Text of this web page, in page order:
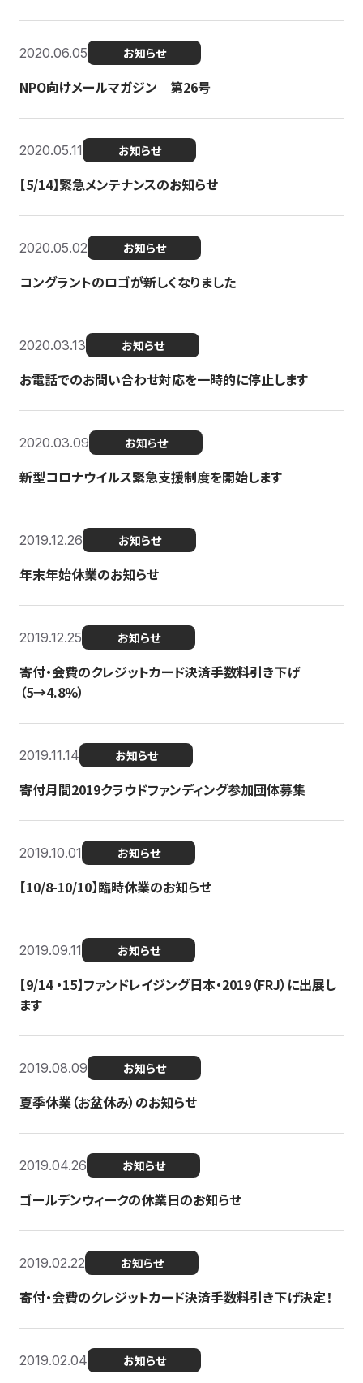
2020.06.05 お知らせ
NPO向けメールマガジン 第26号
2020.05.11 お知らせ
【5/14】緊急メンテナンスのお知らせ
2020.05.02 お知らせ
コングラントのロゴが新しくなりました
2020.03.13 お知らせ
お電話でのお問い合わせ対応を一時的に停止します
2020.03.09 お知らせ
新型コロナウイルス緊急支援制度を開始します
2019.12.26 お知らせ
年末年始休業のお知らせ
2019.12.25 お知らせ
寄付・会費のクレジットカード決済手数料引き下げ
（5→4.8%）
2019.11.14 お知らせ
寄付月間2019クラウドファンディング参加団体募集
2019.10.01 お知らせ
【10/8-10/10】臨時休業のお知らせ
2019.09.11 お知らせ
【9/14 ・15】ファンドレイジング日本・2019（FRJ）に出展し
ます
2019.08.09 お知らせ
夏季休業（お盆休み）のお知らせ
2019.04.26 お知らせ
ゴールデンウィークの休業日のお知らせ
2019.02.22 お知らせ
寄付・会費のクレジットカード決済手数料引き下げ決定！
2019.02.04 お知らせ